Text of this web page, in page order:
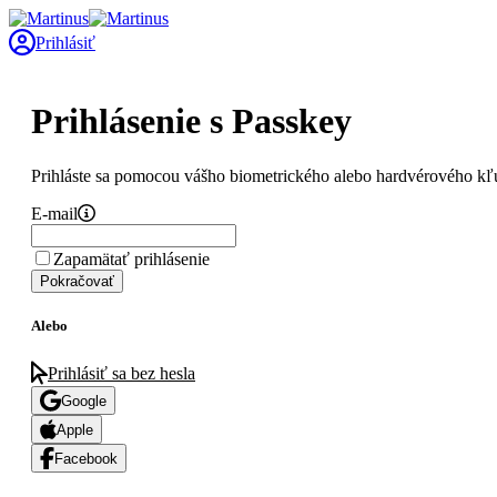
Prihlásiť
Prihlásenie s Passkey
Prihláste sa pomocou vášho biometrického alebo hardvérového
E-mail
Zapamätať prihlásenie
Pokračovať
Alebo
Prihlásiť sa bez hesla
Google
Apple
Facebook